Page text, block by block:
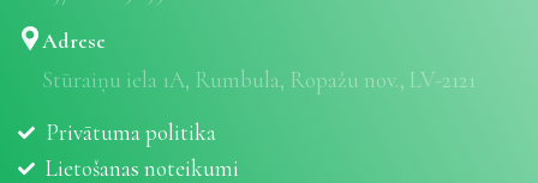
Adrese
Stūraiņu iela 1A, Rumbula, Ropažu nov., LV-2121
Privātuma politika
Lietošanas noteikumi